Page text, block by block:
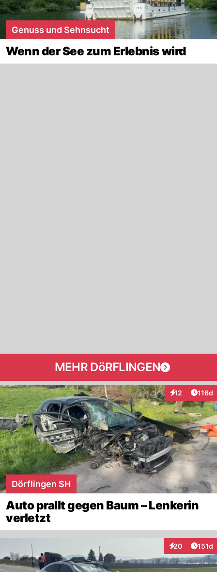
Genuss und Sehnsucht
Wenn der See zum Erlebnis wird
MEHR DöRFLINGEN
12
Interaktionen
116d
Dörflingen SH
Auto prallt gegen Baum – Lenkerin
verletzt
20
Interaktionen
151d